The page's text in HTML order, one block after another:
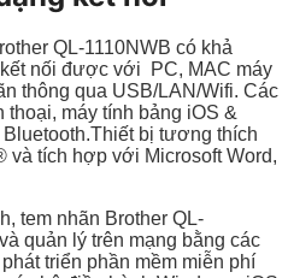
QL-1110NWB có khả
nối được với PC, MAC máy
thông qua USB/LAN/Wifi. Các
thoại, máy tính bảng iOS &
bị tương thích
và tích hợp với Microsoft Word,
tem nhãn Brother QL-
quản lý trên mạng bằng các
triển phần mềm miễn phí